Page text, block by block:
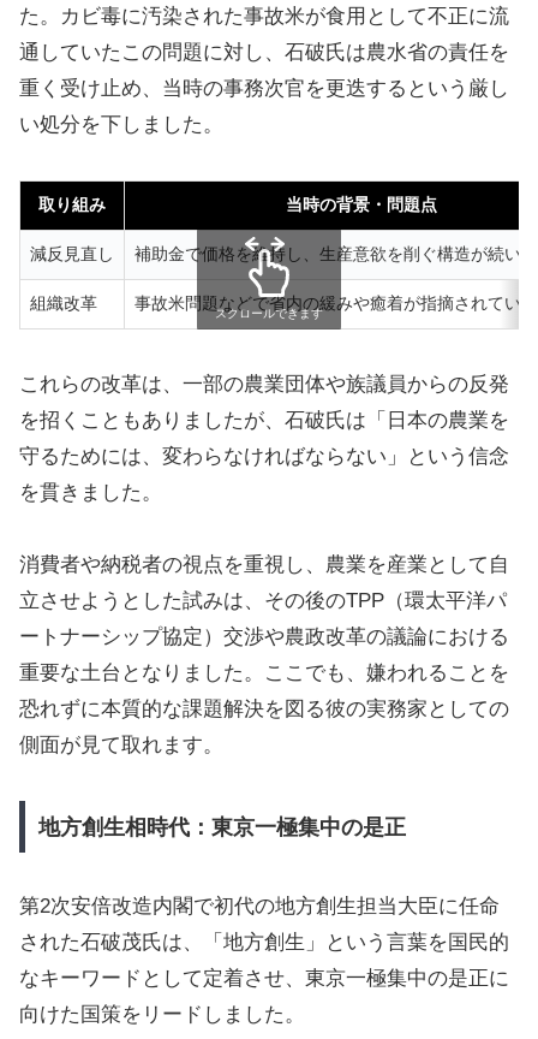
た。カビ毒に汚染された事故米が食用として不正に流
通していたこの問題に対し、石破氏は農水省の責任を
重く受け止め、当時の事務次官を更迭するという厳し
い処分を下しました。
取り組み 当時の背景・問題点
減反見直し 補助金で価格を維持し、生産意欲を削ぐ構造が続い
組織改革 事故米問題などで省内の緩みや癒着が指摘されてい
スクロールできます
これらの改革は、一部の農業団体や族議員からの反発
を招くこともありましたが、石破氏は「日本の農業を
守るためには、変わらなければならない」という信念
を貫きました。
消費者や納税者の視点を重視し、農業を産業として自
立させようとした試みは、その後のTPP（環太平洋パ
ートナーシップ協定）交渉や農政改革の議論における
重要な土台となりました。ここでも、嫌われることを
恐れずに本質的な課題解決を図る彼の実務家としての
側面が見て取れます。
地方創生相時代：東京一極集中の是正
第2次安倍改造内閣で初代の地方創生担当大臣に任命
された石破茂氏は、「地方創生」という言葉を国民的
なキーワードとして定着させ、東京一極集中の是正に
向けた国策をリードしました。